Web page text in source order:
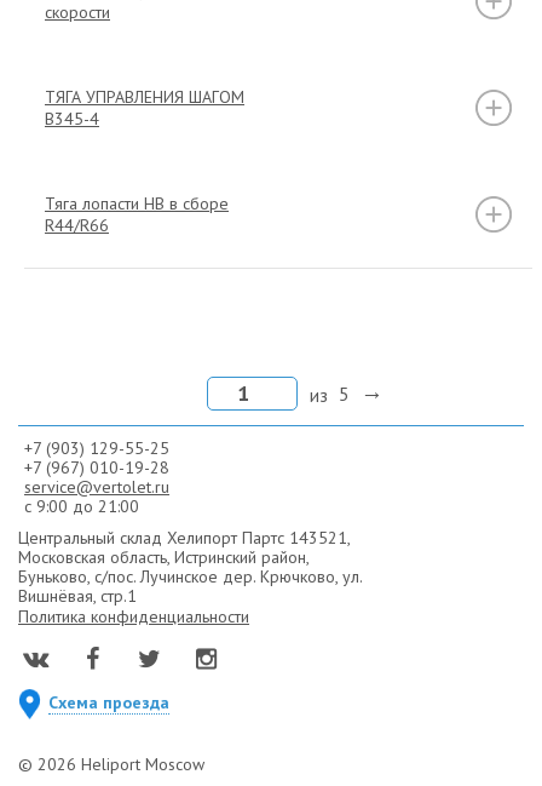
скорости
ТЯГА УПРАВЛЕНИЯ ШАГОМ
B345-4
Тяга лопасти НВ в сборе
R44/R66
из 5
© 2026 Heliport Moscow
+7 (903) 129-55-25
+7 (967) 010-19-28
service@vertolet.ru
с 9:00 до 21:00
Центральный склад Хелипорт Партс 143521,
Московская область, Истринский район,
Буньково, с/пос. Лучинское дер. Крючково, ул.
Вишнёвая, стр.1
Политика конфиденциальности
Схема проезда